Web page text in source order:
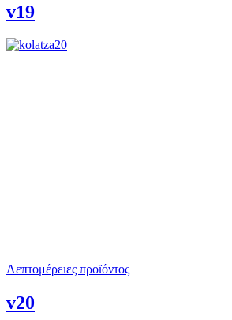
v19
Λεπτομέρειες προϊόντος
v20